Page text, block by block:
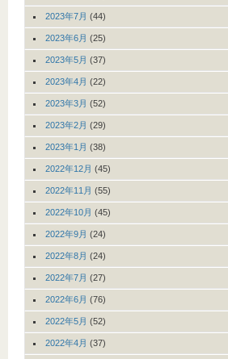
2023年7月 (44)
2023年6月 (25)
2023年5月 (37)
2023年4月 (22)
2023年3月 (52)
2023年2月 (29)
2023年1月 (38)
2022年12月 (45)
2022年11月 (55)
2022年10月 (45)
2022年9月 (24)
2022年8月 (24)
2022年7月 (27)
2022年6月 (76)
2022年5月 (52)
2022年4月 (37)